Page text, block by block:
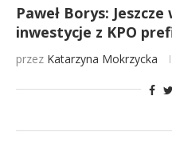
Paweł Borys:
inwestycje z KPO
przez Katarzyna Mokrzycka